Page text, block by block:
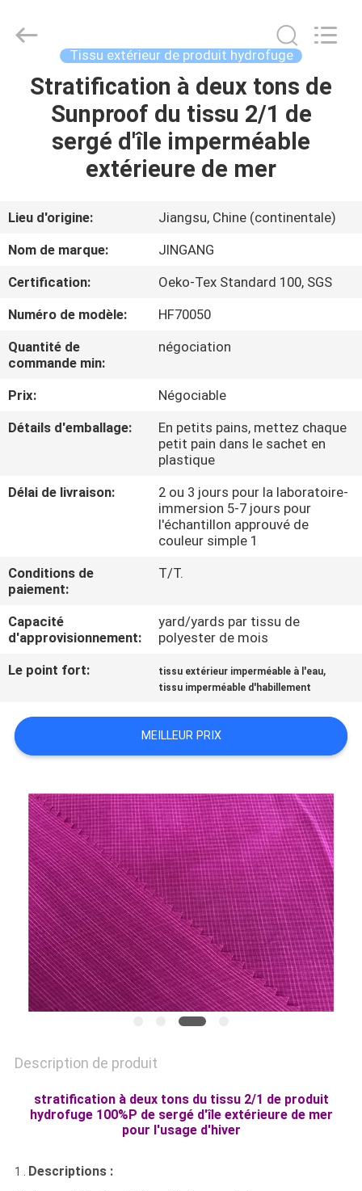
MAISON
PRODUITS
SUJET
DE
NOUS
VISITE
D'USINE
CONTRÔLE
DE
NOUVELLES
CAS
NEWS
DU
SITE
PRIVACY
POLICY
Textile
Co.,Ltd.
Tissu extérieur de produit hydrofuge
Stratification à deux tons de
Sunproof du tissu 2/1 de
sergé d'île imperméable
extérieure de mer
Lieu d'origine:
Jiangsu, Chine (continentale)
Nom de marque:
JINGANG
Certification:
Oeko-Tex Standard 100, SGS
Numéro de modèle:
HF70050
Quantité de
commande min:
négociation
Prix:
Négociable
Détails d'emballage:
En petits pains, mettez chaque
petit pain dans le sachet en
plastique
Délai de livraison:
2 ou 3 jours pour la laboratoire-
immersion 5-7 jours pour
l'échantillon approuvé de
couleur simple 1
Conditions de
paiement:
T/T.
Capacité
d'approvisionnement:
yard/yards par tissu de
polyester de mois
Le point fort:
tissu extérieur imperméable à l'eau,
tissu imperméable d'habillement
MEILLEUR PRIX
Description de produit
stratification à deux tons du tissu 2/1 de produit
hydrofuge 100%P de sergé d'île extérieure de mer
pour l'usage d'hiver
1 . Descriptions :